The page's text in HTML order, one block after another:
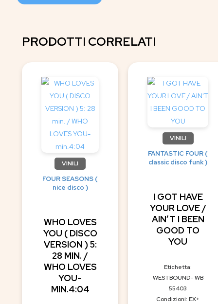
PRODOTTI CORRELATI
VINILI
FOUR SEASONS (
nice disco )
WHO LOVES
YOU ( DISCO
VERSION ) 5:
28 MIN. /
WHO LOVES
YOU-
MIN.4:04
VINILI
FANTASTIC FOUR (
classic disco funk )
I GOT HAVE
YOUR LOVE /
AIN’T I BEEN
GOOD TO
YOU
Etichetta:
WESTBOUND- WB
55403
Condizioni: EX+